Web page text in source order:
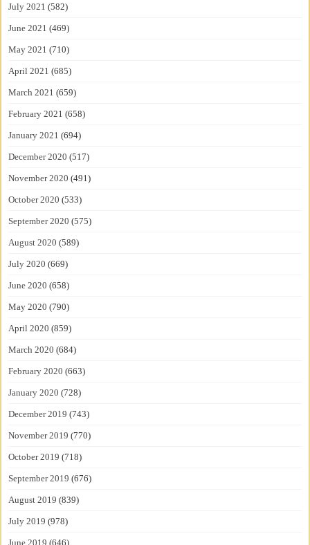
July 2021 (582)
June 2021 (469)
May 2021 (710)
April 2021 (685)
March 2021 (659)
February 2021 (658)
January 2021 (694)
December 2020 (517)
November 2020 (491)
October 2020 (533)
September 2020 (575)
August 2020 (589)
July 2020 (669)
June 2020 (658)
May 2020 (790)
April 2020 (859)
March 2020 (684)
February 2020 (663)
January 2020 (728)
December 2019 (743)
November 2019 (770)
October 2019 (718)
September 2019 (676)
August 2019 (839)
July 2019 (978)
June 2019 (646)